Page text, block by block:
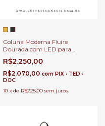
Coluna Moderna Fluire
Dourada com LED para
Leitura, Quartos, Escritórios e
Áreas Internas
R$2.250,00
R$2.070,00 com PIX • TED •
DOC
10 x de R$225,00 sem juros